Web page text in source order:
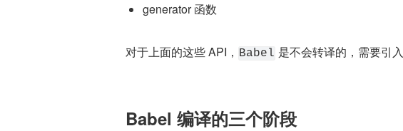
generator 函数
对于上面的这些 API， Babel 是不会转译的，需要引入
Babel 编译的三个阶段